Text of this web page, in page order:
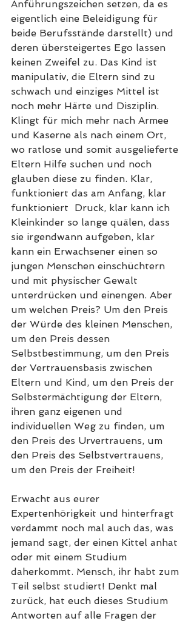
Anführungszeichen setzen, da es
eigentlich eine Beleidigung für
beide Berufsstände darstellt) und
deren übersteigertes Ego lassen
keinen Zweifel zu. Das Kind ist
manipulativ, die Eltern sind zu
schwach und einziges Mittel ist
noch mehr Härte und Disziplin.
Klingt für mich mehr nach Armee
und Kaserne als nach einem Ort,
wo ratlose und somit ausgelieferte
Eltern Hilfe suchen und noch
glauben diese zu finden. Klar,
funktioniert das am Anfang, klar
funktioniert  Druck, klar kann ich
Kleinkinder so lange quälen, dass
sie irgendwann aufgeben, klar
kann ein Erwachsener einen so
jungen Menschen einschüchtern
und mit physischer Gewalt
unterdrücken und einengen. Aber
um welchen Preis? Um den Preis
der Würde des kleinen Menschen,
um den Preis dessen
Selbstbestimmung, um den Preis
der Vertrauensbasis zwischen
Eltern und Kind, um den Preis der
Selbstermächtigung der Eltern,
ihren ganz eigenen und
individuellen Weg zu finden, um
den Preis des Urvertrauens, um
den Preis des Selbstvertrauens,
um den Preis der Freiheit!
Erwacht aus eurer
Expertenhörigkeit und hinterfragt
verdammt noch mal auch das, was
jemand sagt, der einen Kittel anhat
oder mit einem Studium
daherkommt. Mensch, ihr habt zum
Teil selbst studiert! Denkt mal
zurück, hat euch dieses Studium
Antworten auf alle Fragen der